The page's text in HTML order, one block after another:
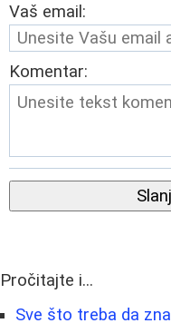
Vaš email:
Komentar:
Pročitajte i...
Sve što treba da